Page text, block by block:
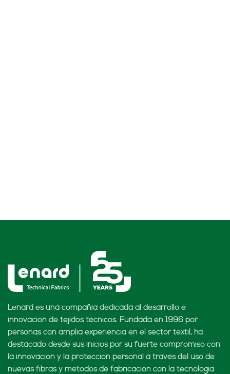
Lenard es una compañía dedicada al desarrollo e
innovación de tejidos técnicos. Fundada en 1996 por
personas con amplia experiencia en el sector textil, ha
destacado desde sus inicios por su fuerte compromiso con
la innovación y la protección personal a través del uso de
nuevas fibras y métodos de fabricación con la tecnología